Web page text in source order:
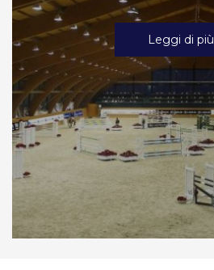
Leggi di più